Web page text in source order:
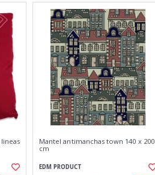
Mantel antimanchas town 140 x 200
cm
EDM PRODUCT